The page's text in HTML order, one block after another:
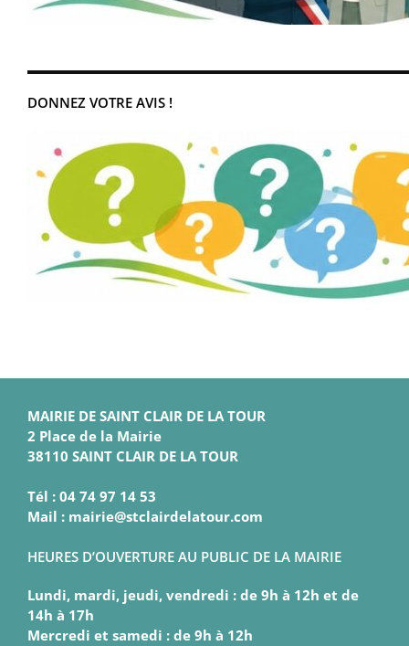
DONNEZ VOTRE AVIS !
MAIRIE DE SAINT CLAIR DE LA TOUR
2 Place de la Mairie
38110 SAINT CLAIR DE LA TOUR
Tél : 04 74 97 14 53
Mail : mairie@stclairdelatour.com
HEURES D’OUVERTURE AU PUBLIC DE LA MAIRIE
Lundi, mardi, jeudi, vendredi : de 9h à 12h et de
14h à 17h
Mercredi et samedi : de 9h à 12h